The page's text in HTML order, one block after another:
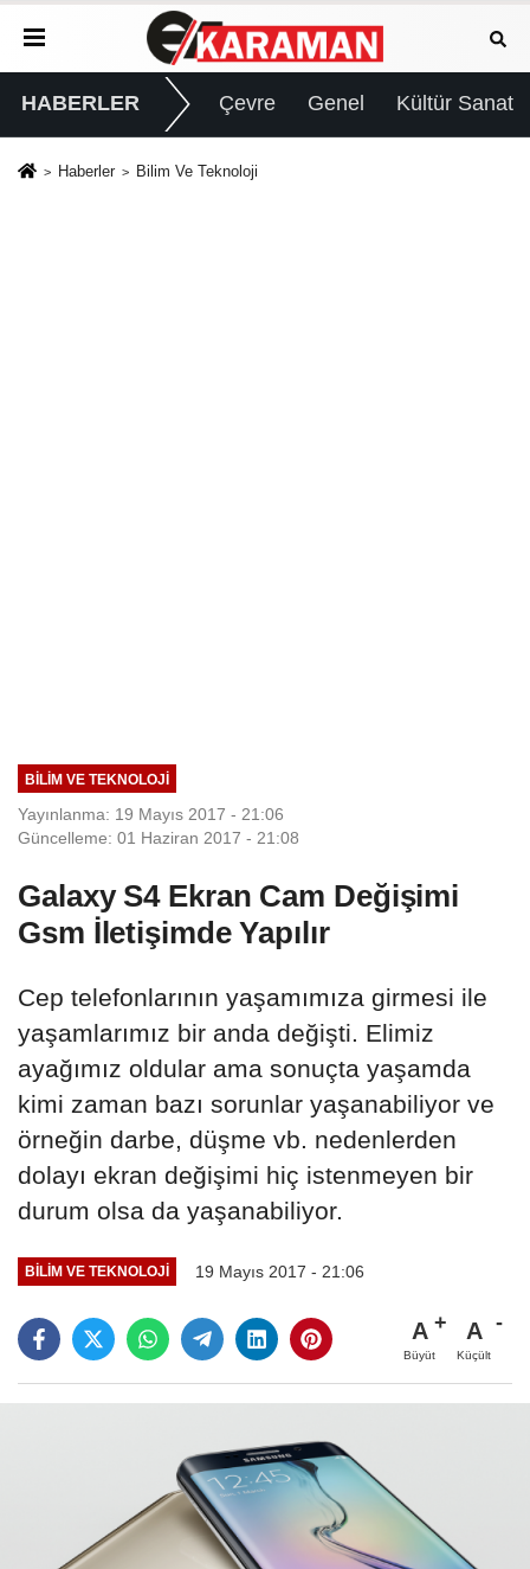
HABERLER Çevre Genel Kültür Sanat
Haberler Bilim Ve Teknoloji
BILIM VE TEKNOLOJI
Yayınlanma: 19 Mayıs 2017 - 21:06
Güncelleme: 01 Haziran 2017 - 21:08
Galaxy S4 Ekran Cam Değişimi
Gsm İletişimde Yapılır
Cep telefonlarının yaşamımıza girmesi ile
yaşamlarımız bir anda değişti. Elimiz
ayağımız oldular ama sonuçta yaşamda
kimi zaman bazı sorunlar yaşanabiliyor ve
örneğin darbe, düşme vb. nedenlerden
dolayı ekran değişimi hiç istenmeyen bir
durum olsa da yaşanabiliyor.
BILIM VE TEKNOLOJI 19 Mayıs 2017 - 21:06
A
Büyüt
A
Küçült